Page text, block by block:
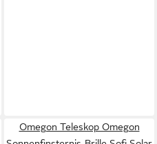
Omegon Teleskop Omegon